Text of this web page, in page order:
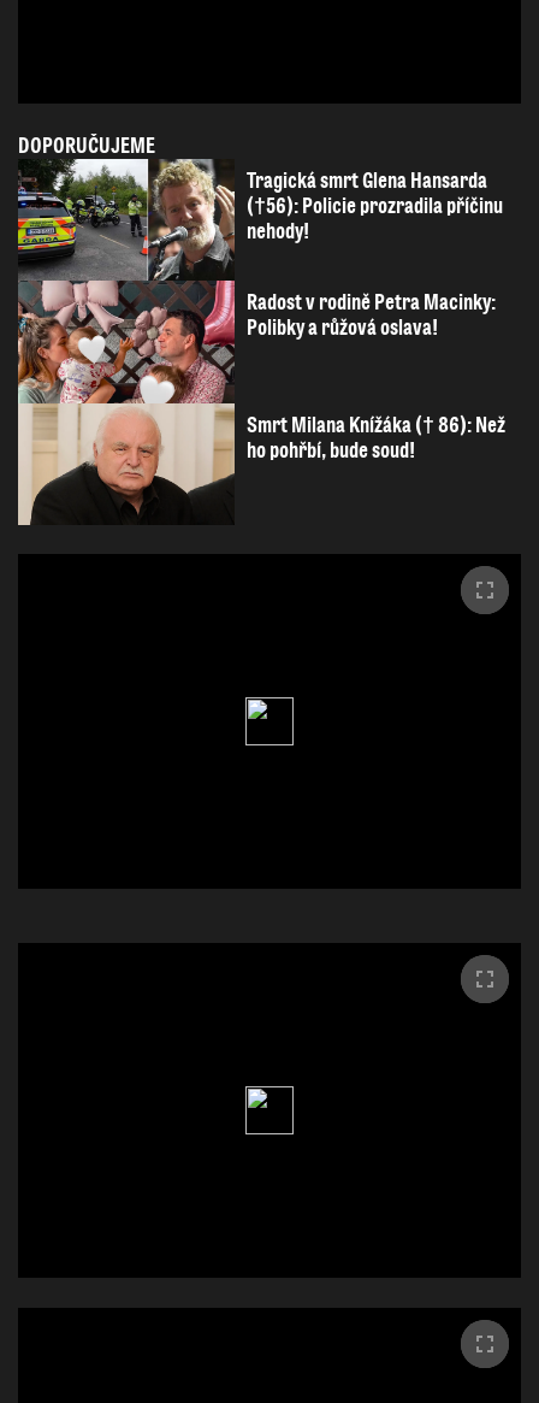
DOPORUČUJEME
Tragická smrt Glena Hansarda
(†56): Policie prozradila příčinu
nehody!
Radost v rodině Petra Macinky:
Polibky a růžová oslava!
Smrt Milana Knížáka († 86): Než
ho pohřbí, bude soud!